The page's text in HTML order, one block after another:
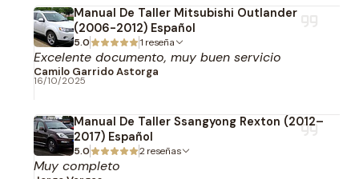
Manual De Taller Mitsubishi Outlander
(2006-2012) Español
5.0 1 reseña
Excelente documento, muy buen servicio
Camilo Garrido Astorga
16/10/2025
Manual De Taller Ssangyong Rexton (2012–
2017) Español
5.0 2 reseñas
Muy completo